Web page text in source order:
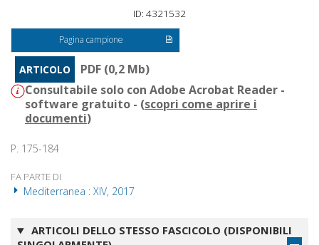
ID: 4321532
Pagina campione
ARTICOLO
PDF (0,2 Mb)
Consultabile solo con Adobe Acrobat Reader -
software gratuito - (scopri come aprire i
documenti)
P. 175-184
FA PARTE DI
Mediterranea : XIV, 2017
ARTICOLI DELLO STESSO FASCICOLO (DISPONIBILI